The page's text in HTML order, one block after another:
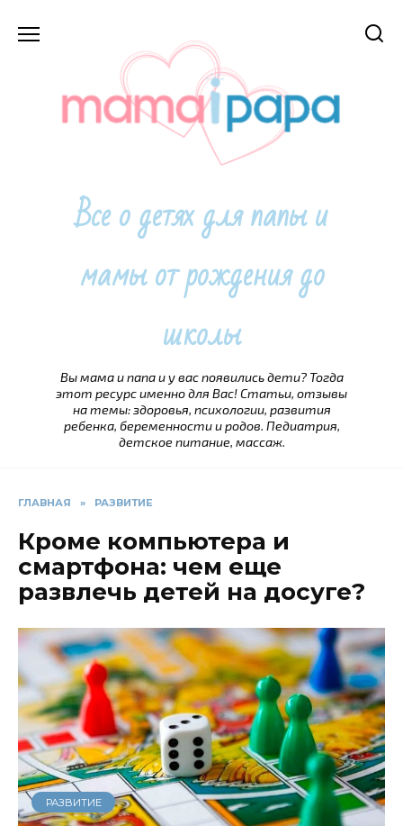
Все о детях для папы и
мамы от рождения до
школы
Вы мама и папа и у вас появились дети? Тогда
этот ресурс именно для Вас! Статьи, отзывы
на темы: здоровья, психологии, развития
ребенка, беременности и родов. Педиатрия,
детское питание, массаж.
ГЛАВНАЯ » РАЗВИТИЕ
Кроме компьютера и
смартфона: чем еще
развлечь детей на досуге?
РАЗВИТИЕ